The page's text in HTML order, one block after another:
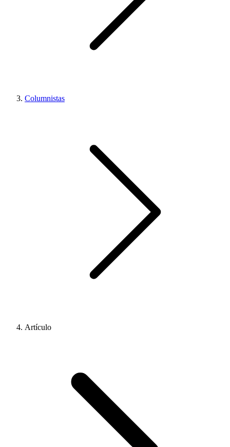
Columnistas
Artículo